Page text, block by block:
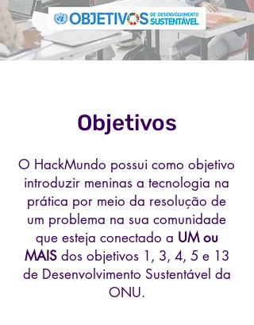
Objetivos
O HackMundo possui como objetivo
introduzir meninas a tecnologia na
prática por meio da resolução de
um problema na sua comunidade
que esteja conectado a UM ou
MAIS dos objetivos 1, 3, 4, 5 e 13
de Desenvolvimento Sustentável da
ONU.